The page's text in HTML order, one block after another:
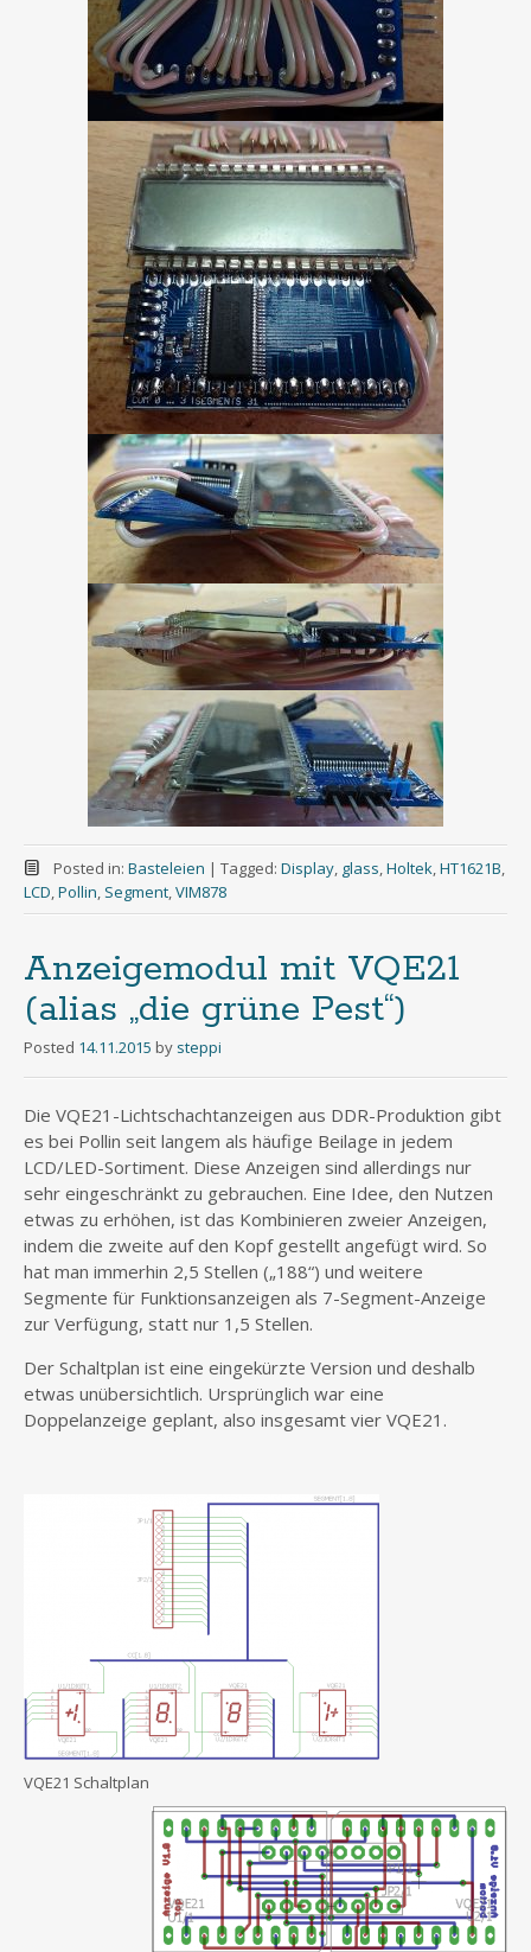
Posted in: Basteleien | Tagged: Display, glass,Holtek,HT1621B,
LCD,Pollin, Segment,VIM878
Anzeigemodul mit VQE21
(alias „die grüne Pest“)
Posted 14.11.2015 by steppi
Die VQE21-Lichtschachtanzeigen aus DDR-Produktion gibt
es bei Pollin seit langem als häufige Beilage in jedem
LCD/LED-Sortiment. Diese Anzeigen sind allerdings nur
sehr eingeschränkt zu gebrauchen. Eine Idee, den Nutzen
etwas zu erhöhen, ist das Kombinieren zweier Anzeigen,
indem die zweite auf den Kopf gestellt angefügt wird. So
hat man immerhin 2,5 Stellen („188“) und weitere
Segmente für Funktionsanzeigen als 7-Segment-Anzeige
zur Verfügung, statt nur 1,5 Stellen.
Der Schaltplan ist eine eingekürzte Version und deshalb
etwas unübersichtlich. Ursprünglich war eine
Doppelanzeige geplant, also insgesamt vier VQE21.
VQE21 Schaltplan